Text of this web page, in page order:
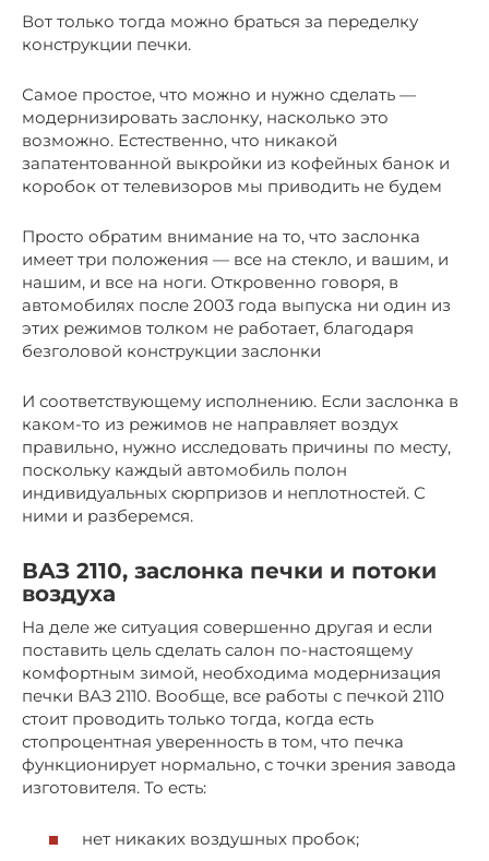
Вот только тогда можно браться за переделку
конструкции печки.
Самое простое, что можно и нужно сделать —
модернизировать заслонку, насколько это
возможно. Естественно, что никакой
запатентованной выкройки из кофейных банок и
коробок от телевизоров мы приводить не будем
Просто обратим внимание на то, что заслонка
имеет три положения — все на стекло, и вашим, и
нашим, и все на ноги. Откровенно говоря, в
автомобилях после 2003 года выпуска ни один из
этих режимов толком не работает, благодаря
безголовой конструкции заслонки
И соответствующему исполнению. Если заслонка в
каком-то из режимов не направляет воздух
правильно, нужно исследовать причины по месту,
поскольку каждый автомобиль полон
индивидуальных сюрпризов и неплотностей. С
ними и разберемся.
ВАЗ 2110, заслонка печки и потоки
воздуха
На деле же ситуация совершенно другая и если
поставить цель сделать салон по-настоящему
комфортным зимой, необходима модернизация
печки ВАЗ 2110. Вообще, все работы с печкой 2110
стоит проводить только тогда, когда есть
стопроцентная уверенность в том, что печка
функционирует нормально, с точки зрения завода
изготовителя. То есть:
нет никаких воздушных пробок;